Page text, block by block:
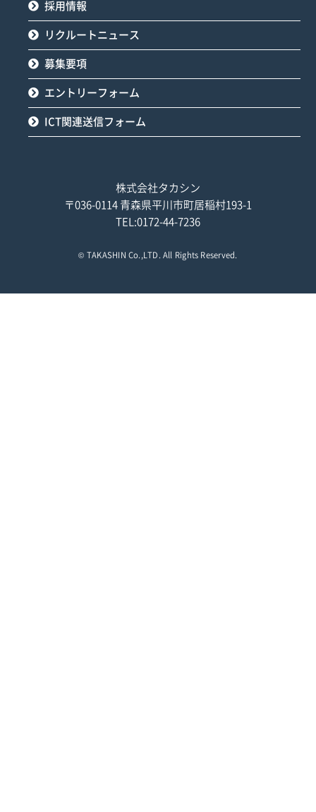
採用情報
リクルートニュース
募集要項
エントリーフォーム
ICT関連送信フォーム
株式会社タカシン
〒036-0114 青森県平川市町居稲村193-1
TEL:0172-44-7236
© TAKASHIN Co.,LTD. All Rights Reserved.